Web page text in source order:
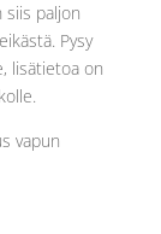
siis paljon
Pysy
lisätietoa on
vapun